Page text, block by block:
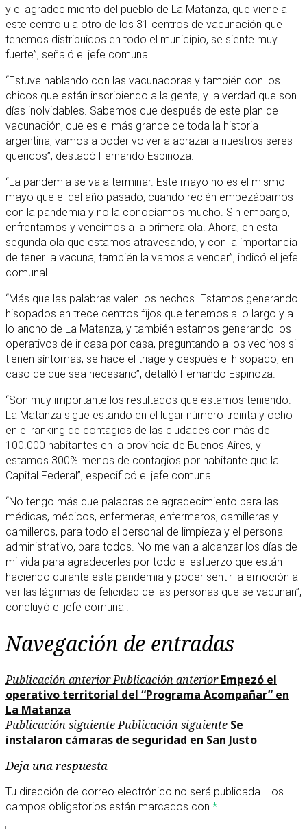
y el agradecimiento del pueblo de La Matanza, que viene a
este centro u a otro de los 31 centros de vacunación que
tenemos distribuidos en todo el municipio, se siente muy
fuerte”, señaló el jefe comunal.
“Estuve hablando con las vacunadoras y también con los
chicos que están inscribiendo a la gente, y la verdad que son
días inolvidables. Sabemos que después de este plan de
vacunación, que es el más grande de toda la historia
argentina, vamos a poder volver a abrazar a nuestros seres
queridos”, destacó Fernando Espinoza.
“La pandemia se va a terminar. Este mayo no es el mismo
mayo que el del año pasado, cuando recién empezábamos
con la pandemia y no la conocíamos mucho. Sin embargo,
enfrentamos y vencimos a la primera ola. Ahora, en esta
segunda ola que estamos atravesando, y con la importancia
de tener la vacuna, también la vamos a vencer”, indicó el jefe
comunal.
“Más que las palabras valen los hechos. Estamos generando
hisopados en trece centros fijos que tenemos a lo largo y a
lo ancho de La Matanza, y también estamos generando los
operativos de ir casa por casa, preguntando a los vecinos si
tienen síntomas, se hace el triage y después el hisopado, en
caso de que sea necesario”, detalló Fernando Espinoza.
“Son muy importante los resultados que estamos teniendo.
La Matanza sigue estando en el lugar número treinta y ocho
en el ranking de contagios de las ciudades con más de
100.000 habitantes en la provincia de Buenos Aires, y
estamos 300% menos de contagios por habitante que la
Capital Federal”, especificó el jefe comunal.
“No tengo más que palabras de agradecimiento para las
médicas, médicos, enfermeras, enfermeros, camilleras y
camilleros, para todo el personal de limpieza y el personal
administrativo, para todos. No me van a alcanzar los días de
mi vida para agradecerles por todo el esfuerzo que están
haciendo durante esta pandemia y poder sentir la emoción al
ver las lágrimas de felicidad de las personas que se vacunan”,
concluyó el jefe comunal.
Navegación de entradas
Publicación anteriorPublicación anterior Empezó el
operativo territorial del “Programa Acompañar” en
La Matanza
Publicación siguientePublicación siguiente Se
instalaron cámaras de seguridad en San Justo
Deja una respuesta
Tu dirección de correo electrónico no será publicada. Los
campos obligatorios están marcados con *